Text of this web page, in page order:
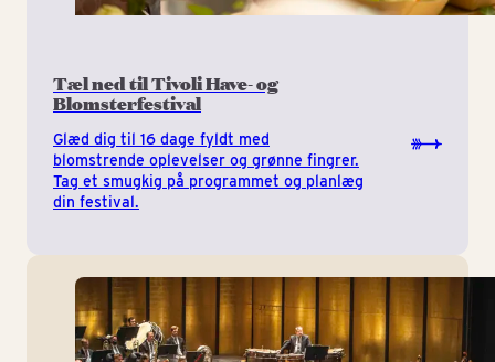
Tæl ned til Tivoli Have- og
Blomsterfestival
Glæd dig til 16 dage fyldt med
blomstrende oplevelser og grønne fingrer.
Tag et smugkig på programmet og planlæg
din festival.